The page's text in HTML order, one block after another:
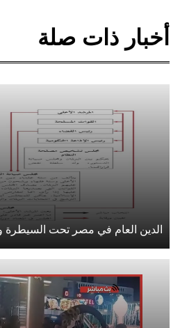
أخبار ذات صلة
الدين العام في مصر تحت السيطرة